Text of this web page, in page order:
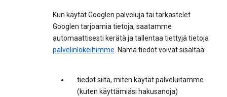
Kun käytät Googlen palveluja tai tarkastelet
Googlen tarjoamia tietoja, saatamme
automaattisesti kerätä ja tallentaa tiettyjä tietoja
palvelinlokeihimme. Nämä tiedot voivat sisältää:
tiedot siitä, miten käytät palveluitamme
(kuten käyttämiäsi hakusanoja)